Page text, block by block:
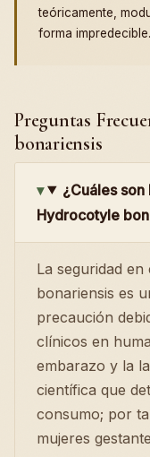
teóricamente,
forma impredecible.
Preguntas
bonariensis
¿Cuáles
Hydrocotyle
La seguridad
bonariensis es
precaución
clínicos en
embarazo y la
científica que
consumo; por
mujeres